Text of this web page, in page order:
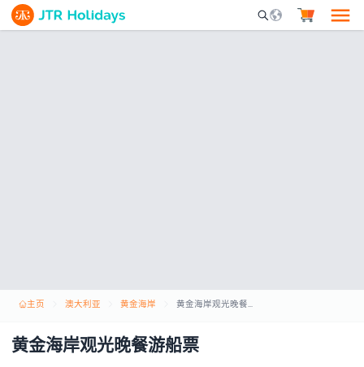
Mobile Search
主页 澳大利亚 黄金海岸 黄金海岸观光晚餐游船票
黄金海岸观光晚餐游船票